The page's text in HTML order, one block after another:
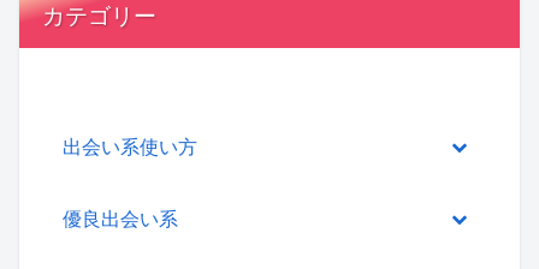
カテゴリー
出会い系使い方
優良出会い系